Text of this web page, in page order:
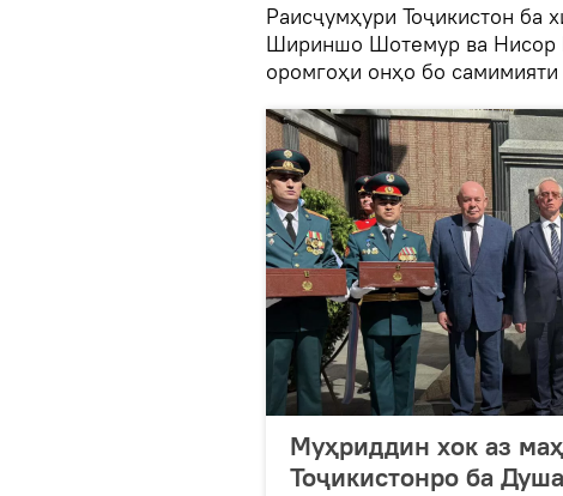
Раисҷумҳури Тоҷикистон ба
Шириншо Шотемур ва Нисор
оромгоҳи онҳо бо
Муҳриддин хок аз
Тоҷикистонро ба